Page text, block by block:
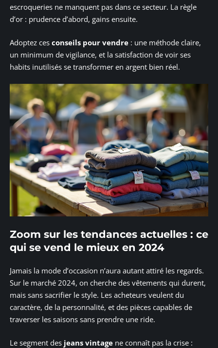
escroqueries ne manquent pas dans ce secteur. La règle
d’or : prudence d’abord, gains ensuite.
Adoptez ces conseils pour vendre : une méthode claire,
un minimum de vigilance, et la satisfaction de voir ses
habits inutilisés se transformer en argent bien réel.
Zoom sur les tendances actuelles : ce
qui se vend le mieux en 2024
Jamais la mode d’occasion n’aura autant attiré les regards.
Sur le marché 2024, on cherche des vêtements qui durent,
mais sans sacrifier le style. Les acheteurs veulent du
caractère, de la personnalité, et des pièces capables de
traverser les saisons sans prendre une ride.
Le segment des jeans vintage ne connaît pas la crise :